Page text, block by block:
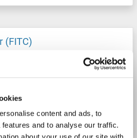
content and ads, to
and to analyse our traffic.
(FITC)
Details